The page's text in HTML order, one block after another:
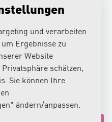
und verarbeiten
Ergebnisse zu
Website
schätzen,
Sie können Ihre
ändern/anpassen.
1967 schon so
seinen bis heute
In der dritten
Basler
Modernisierung seiner
werdende